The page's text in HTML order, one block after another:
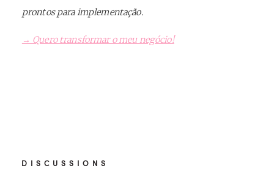
prontos para implementação.
→ Quero transformar o meu negócio!
DISCUSSIONS